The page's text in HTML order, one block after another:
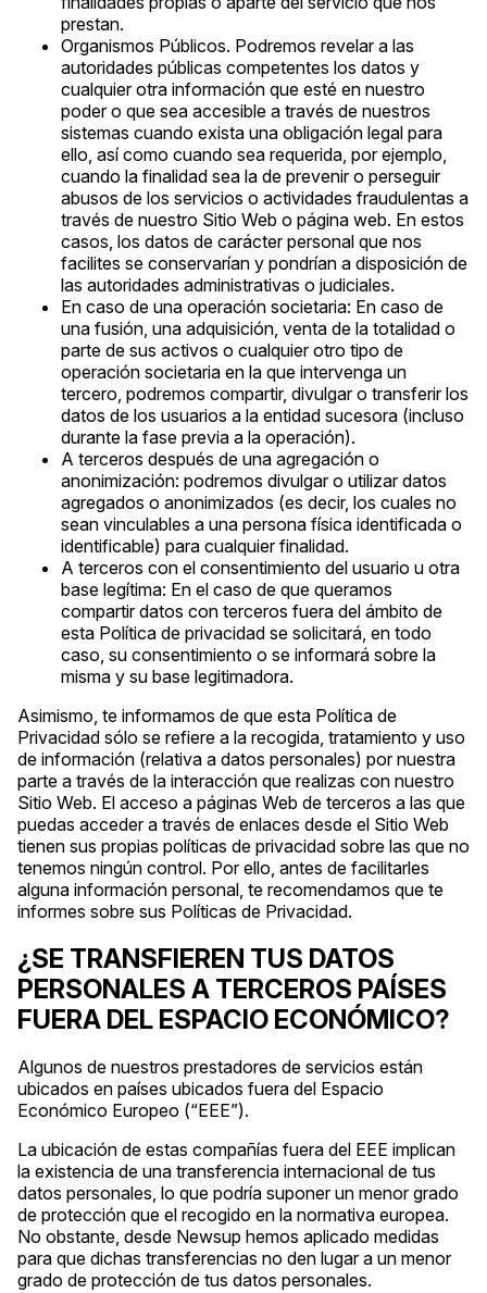
prestan.
Organismos Públicos. Podremos revelar a las
autoridades públicas competentes los datos y
cualquier otra información que esté en nuestro
poder o que sea accesible a través de nuestros
sistemas cuando exista una obligación legal para
ello, así como cuando sea requerida, por ejemplo,
cuando la finalidad sea la de prevenir o perseguir
abusos de los servicios o actividades fraudulentas a
través de nuestro Sitio Web o página web. En estos
casos, los datos de carácter personal que nos
facilites se conservarían y pondrían a disposición de
las autoridades administrativas o judiciales.
En caso de una operación societaria: En caso de
una fusión, una adquisición, venta de la totalidad o
parte de sus activos o cualquier otro tipo de
operación societaria en la que intervenga un
tercero, podremos compartir, divulgar o transferir los
datos de los usuarios a la entidad sucesora (incluso
durante la fase previa a la operación).
A terceros después de una agregación o
anonimización: podremos divulgar o utilizar datos
agregados o anonimizados (es decir, los cuales no
sean vinculables a una persona física identificada o
identificable) para cualquier finalidad.
A terceros con el consentimiento del usuario u otra
base legítima: En el caso de que queramos
compartir datos con terceros fuera del ámbito de
esta Política de privacidad se solicitará, en todo
caso, su consentimiento o se informará sobre la
misma y su base legitimadora.
Asimismo, te informamos de que esta Política de
Privacidad sólo se refiere a la recogida, tratamiento y uso
de información (relativa a datos personales) por nuestra
parte a través de la interacción que realizas con nuestro
Sitio Web. El acceso a páginas Web de terceros a las que
puedas acceder a través de enlaces desde el Sitio Web
tienen sus propias políticas de privacidad sobre las que no
tenemos ningún control. Por ello, antes de facilitarles
alguna información personal, te recomendamos que te
informes sobre sus Políticas de Privacidad.
¿SE TRANSFIEREN TUS DATOS
PERSONALES A TERCEROS PAÍSES
FUERA DEL ESPACIO ECONÓMICO?
Algunos de nuestros prestadores de servicios están
ubicados en países ubicados fuera del Espacio
Económico Europeo (“EEE”).
La ubicación de estas compañías fuera del EEE implican
la existencia de una transferencia internacional de tus
datos personales, lo que podría suponer un menor grado
de protección que el recogido en la normativa europea.
No obstante, desde Newsup hemos aplicado medidas
para que dichas transferencias no den lugar a un menor
grado de protección de tus datos personales.